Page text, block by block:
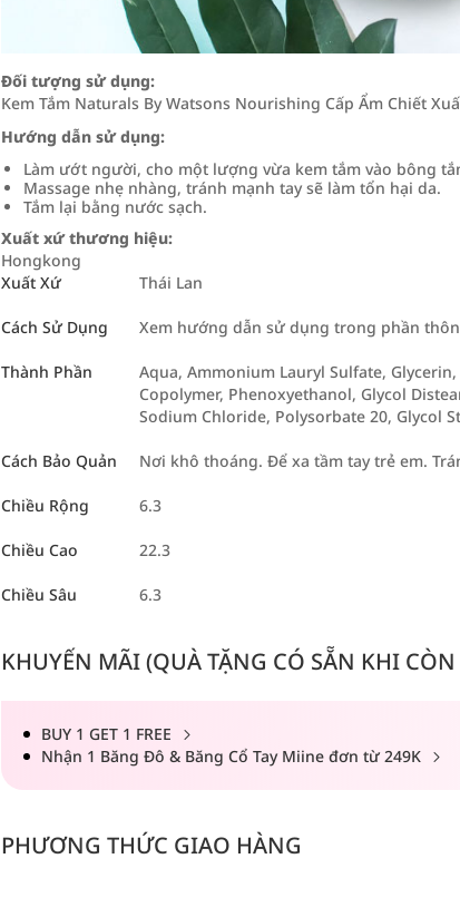
Đối tượng sử dụng:
Kem Tắm Naturals By Watsons Nourishing Cấp Ẩm Chiết
Hướng dẫn sử dụng:
Làm ướt người, cho một lượng vừa kem tắm vào bông
Massage nhẹ nhàng, tránh mạnh tay sẽ làm tổn hại da.
Tắm lại bằng nước sạch.
Xuất xứ thương hiệu:
Hongkong
Xuất Xứ
Thái Lan
Cách Sử Dụng Xem hướng dẫn sử dụng trong phần
Thành Phần
Aqua, Ammonium Lauryl Sulfate,
Copolymer, Phenoxyethanol, Glycol
Sodium Chloride, Polysorbate 20, Glycol
Cách Bảo Quản Nơi khô thoáng. Để xa tầm tay trẻ em.
Chiều Rộng 6.3
Chiều Cao 22.3
Chiều Sâu 6.3
KHUYẾN MÃI (QUÀ TẶNG CÓ SẴN KHI
BUY 1 GET 1 FREE
Nhận 1 Băng Đô & Băng Cổ Tay Miine đơn từ 249K
PHƯƠNG THỨC GIAO HÀNG